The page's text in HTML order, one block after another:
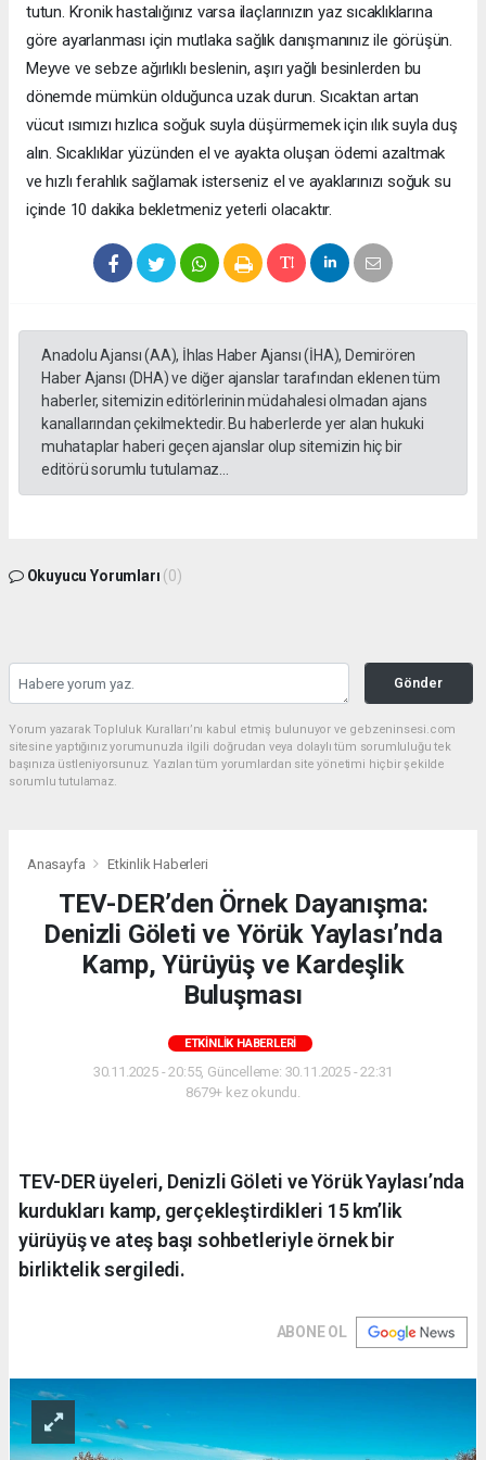
tutun. Kronik hastalığınız varsa ilaçlarınızın yaz sıcaklıklarına
göre ayarlanması için mutlaka sağlık danışmanınız ile görüşün.
Meyve ve sebze ağırlıklı beslenin, aşırı yağlı besinlerden bu
dönemde mümkün olduğunca uzak durun. Sıcaktan artan
vücut ısımızı hızlıca soğuk suyla düşürmemek için ılık suyla duş
alın. Sıcaklıklar yüzünden el ve ayakta oluşan ödemi azaltmak
ve hızlı ferahlık sağlamak isterseniz el ve ayaklarınızı soğuk su
içinde 10 dakika bekletmeniz yeterli olacaktır.
Anadolu Ajansı (AA), İhlas Haber Ajansı (İHA), Demirören
Haber Ajansı (DHA) ve diğer ajanslar tarafından eklenen tüm
haberler, sitemizin editörlerinin müdahalesi olmadan ajans
kanallarından çekilmektedir. Bu haberlerde yer alan hukuki
muhataplar haberi geçen ajanslar olup sitemizin hiç bir
editörü sorumlu tutulamaz...
Okuyucu Yorumları (0)
Gönder
Yorum yazarak Topluluk Kuralları’nı kabul etmiş bulunuyor ve gebzeninsesi.com
sitesine yaptığınız yorumunuzla ilgili doğrudan veya dolaylı tüm sorumluluğu tek
başınıza üstleniyorsunuz. Yazılan tüm yorumlardan site yönetimi hiçbir şekilde
sorumlu tutulamaz.
Anasayfa Etkinlik Haberleri
TEV-DER’den Örnek Dayanışma:
Denizli Göleti ve Yörük Yaylası’nda
Kamp, Yürüyüş ve Kardeşlik
Buluşması
ETKINLIK HABERLERI
30.11.2025 - 20:55, Güncelleme: 30.11.2025 - 22:31
8679+ kez okundu.
TEV-DER üyeleri, Denizli Göleti ve Yörük Yaylası’nda
kurdukları kamp, gerçekleştirdikleri 15 km’lik
yürüyüş ve ateş başı sohbetleriyle örnek bir
birliktelik sergiledi.
ABONE OL